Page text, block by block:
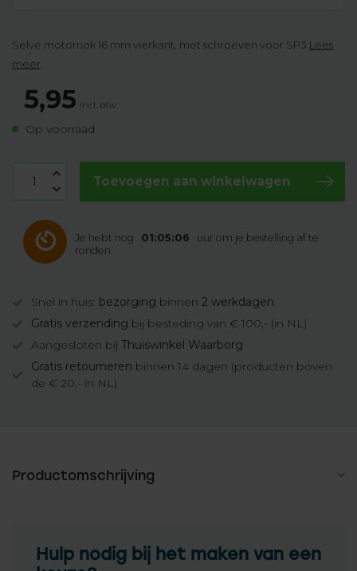
Selve motornok 16 mm vierkant, met schroeven voor SP3 Lees
meer
5,95 Incl. btw
Op voorraad
Toevoegen aan winkelwagen
Je hebt nog 01:05:06
uur om je bestelling af te
ronden.
Snel in huis: bezorging binnen 2 werkdagen
Gratis verzending bij besteding van € 100,- (in NL)
Aangesloten bij Thuiswinkel Waarborg
Gratis retourneren binnen 14 dagen (producten boven
de € 20,- in NL)
Productomschrijving
Hulp nodig bij het maken van een